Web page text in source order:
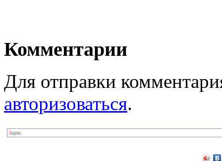
Комментарии
Для отправки
авторизоваться.